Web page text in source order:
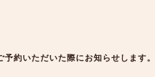
約いただいた際にお知らせします。